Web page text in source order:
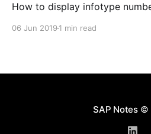
How to display infotype
06 Jun 2019 1 min read
SAP Notes©